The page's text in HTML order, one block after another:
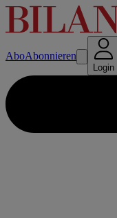
AboAbonnieren
Login